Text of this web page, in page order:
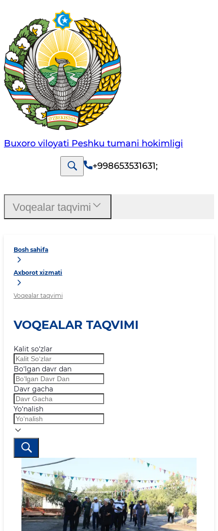
Buxoro viloyati Peshku tumani hokimligi
+998653531631;
Bosh sahifa
Axborot xizmati
Voqealar taqvimi
VOQEALAR TAQVIMI
Kalit so‘zlar
Bo‘lgan davr dan
Davr gacha
Yo‘nalish
Voqealar taqvimi